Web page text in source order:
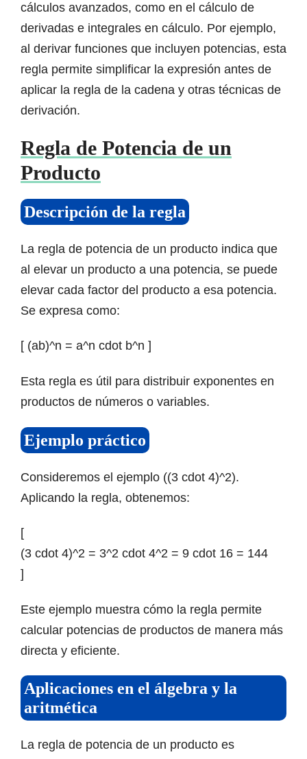
cálculos avanzados, como en el cálculo de
derivadas e integrales en cálculo. Por ejemplo,
al derivar funciones que incluyen potencias, esta
regla permite simplificar la expresión antes de
aplicar la regla de la cadena y otras técnicas de
derivación.
Regla de Potencia de un
Producto
Descripción de la regla
La regla de potencia de un producto indica que
al elevar un producto a una potencia, se puede
elevar cada factor del producto a esa potencia.
Se expresa como:
[ (ab)^n = a^n cdot b^n ]
Esta regla es útil para distribuir exponentes en
productos de números o variables.
Ejemplo práctico
Consideremos el ejemplo ((3 cdot 4)^2).
Aplicando la regla, obtenemos:
[
(3 cdot 4)^2 = 3^2 cdot 4^2 = 9 cdot 16 = 144
]
Este ejemplo muestra cómo la regla permite
calcular potencias de productos de manera más
directa y eficiente.
Aplicaciones en el álgebra y la
aritmética
La regla de potencia de un producto es